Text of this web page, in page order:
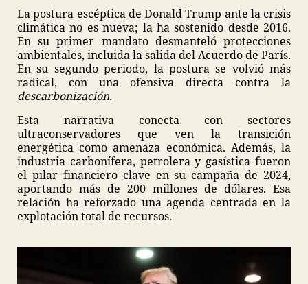
La postura escéptica de Donald Trump ante la crisis
climática no es nueva; la ha sostenido desde 2016.
En su primer mandato desmanteló protecciones
ambientales, incluida la salida del Acuerdo de París.
En su segundo periodo, la postura se volvió más
radical, con una ofensiva directa contra la
descarbonización.
Esta narrativa conecta con sectores
ultraconservadores que ven la transición
energética como amenaza económica. Además, la
industria carbonífera, petrolera y gasística fueron
el pilar financiero clave en su campaña de 2024,
aportando más de 200 millones de dólares. Esa
relación ha reforzado una agenda centrada en la
explotación total de recursos.